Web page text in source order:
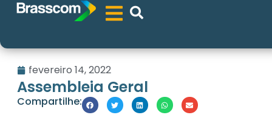
fevereiro 14, 2022
Assembleia Geral
Compartilhe: